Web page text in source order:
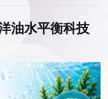
油水平衡科技